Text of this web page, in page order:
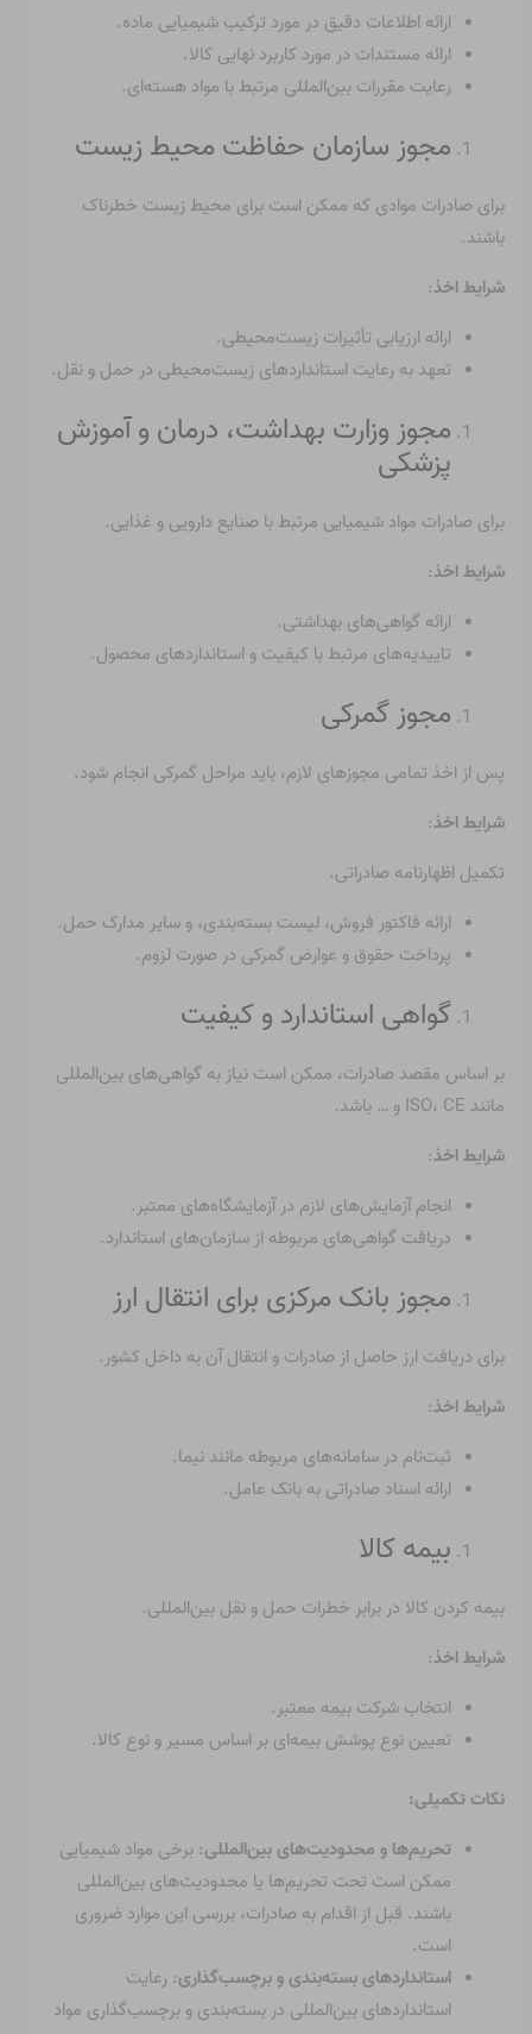
ارائه اطلاعات دقیق در مورد ترکیب شیمیایی ماده.
ارائه مستندات در مورد کاربرد نهایی کالا.
رعایت مقررات بین‌المللی مرتبط با مواد هسته‌ای.
مجوز سازمان حفاظت محیط زیست
برای صادرات موادی که ممکن است برای محیط زیست خطرناک
باشند.
شرایط اخذ:
ارائه ارزیابی تأثیرات زیست‌محیطی.
تعهد به رعایت استانداردهای زیست‌محیطی در حمل و نقل.
مجوز وزارت بهداشت، درمان و آموزش
پزشکی
برای صادرات مواد شیمیایی مرتبط با صنایع دارویی و غذایی.
شرایط اخذ:
ارائه گواهی‌های بهداشتی.
تاییدیه‌های مرتبط با کیفیت و استانداردهای محصول.
مجوز گمرکی
پس از اخذ تمامی مجوزهای لازم، باید مراحل گمرکی انجام شود.
شرایط اخذ:
تکمیل اظهارنامه صادراتی.
ارائه فاکتور فروش، لیست بسته‌بندی، و سایر مدارک حمل.
پرداخت حقوق و عوارض گمرکی در صورت لزوم.
گواهی استاندارد و کیفیت
بر اساس مقصد صادرات، ممکن است نیاز به گواهی‌های بین‌المللی
مانند ISO، CE و … باشد.
شرایط اخذ:
انجام آزمایش‌های لازم در آزمایشگاه‌های معتبر.
دریافت گواهی‌های مربوطه از سازمان‌های استاندارد.
مجوز بانک مرکزی برای انتقال ارز
برای دریافت ارز حاصل از صادرات و انتقال آن به داخل کشور.
شرایط اخذ:
ثبت‌نام در سامانه‌های مربوطه مانند نیما.
ارائه اسناد صادراتی به بانک عامل.
بیمه کالا
بیمه کردن کالا در برابر خطرات حمل و نقل بین‌المللی.
شرایط اخذ:
انتخاب شرکت بیمه معتبر.
تعیین نوع پوشش بیمه‌ای بر اساس مسیر و نوع کالا.
نکات تکمیلی:
تحریم‌ها و محدودیت‌های بین‌المللی: برخی مواد شیمیایی
ممکن است تحت تحریم‌ها یا محدودیت‌های بین‌المللی
باشند. قبل از اقدام به صادرات، بررسی این موارد ضروری
است.
استانداردهای بسته‌بندی و برچسب‌گذاری: رعایت
استانداردهای بین‌المللی در بسته‌بندی و برچسب‌گذاری مواد